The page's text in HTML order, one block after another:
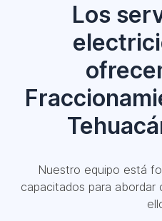
Los
Nuestro equipo está
capacitados para abordar